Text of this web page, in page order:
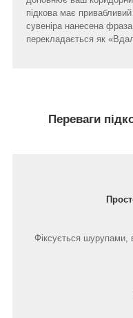
підкова має
сувеніра нанесена
перекладається як
Переваги
Простота
Фіксується шурупами,